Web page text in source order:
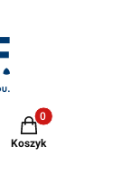
Produkty w
Koszyk